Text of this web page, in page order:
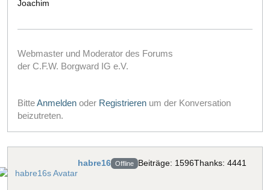
Joachim
Webmaster und Moderator des Forums
der C.F.W. Borgward IG e.V.
BitteAnmelden oder Registrieren um der Konversation
beizutreten.
habre16 Offline Beiträge: 1596Thanks: 4441